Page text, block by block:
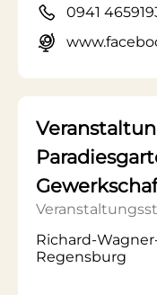
0941
Richard-
Regensburg